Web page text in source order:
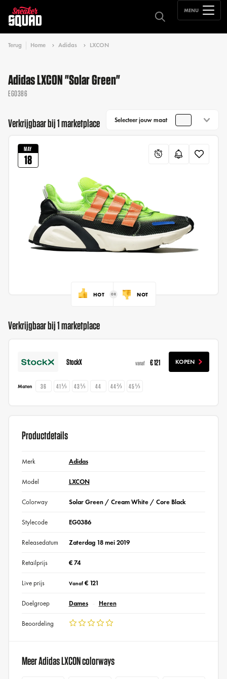
MENU
Terug Home Adidas LXCON
Adidas LXCON "Solar Green"
EG0386
Verkrijgbaar bij 1 marketplace Selecteer jouw maat
MAY
18
HOT NOT
Verkrijgbaar bij 1 marketplace
StockX vanaf € 121 KOPEN
Maten 36 41⅓ 43⅓ 44 44⅔ 45⅓
Productdetails
Merk Adidas
Model LXCON
Colorway Solar Green / Cream White / Core Black
Stylecode EG0386
Releasedatum Zaterdag 18 mei 2019
Retailprijs € 74
Live prijs Vanaf€ 121
Doelgroep Dames Heren
Beoordeling
Meer Adidas LXCON colorways